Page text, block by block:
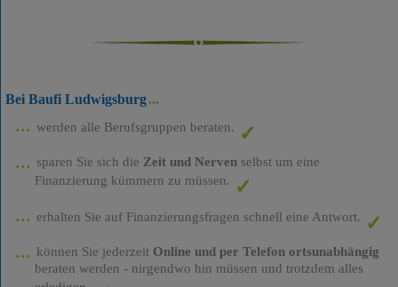
Bei Baufi Ludwigsburg
werden alle Berufsgruppen beraten.
sparen Sie sich die Zeit und Nervenselbst um eine
Finanzierung kümmern zu müssen.
erhalten Sie auf Finanzierungsfragen schnell eine Antwort.
können Sie jederzeit Online und per Telefon ortsunabhängig
beraten werden - nirgendwo hin müssen und trotzdem alles